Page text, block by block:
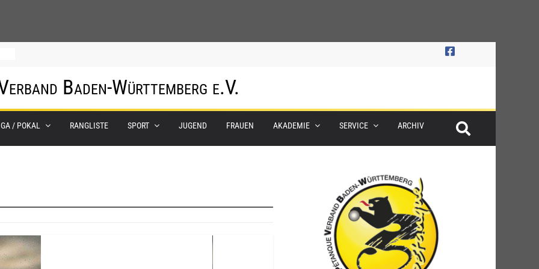
Baden-Württemberg e.V.
/ POKAL RANGLISTE SPORT JUGEND FRAUEN AKADEMIE SERVICE ARCHIV